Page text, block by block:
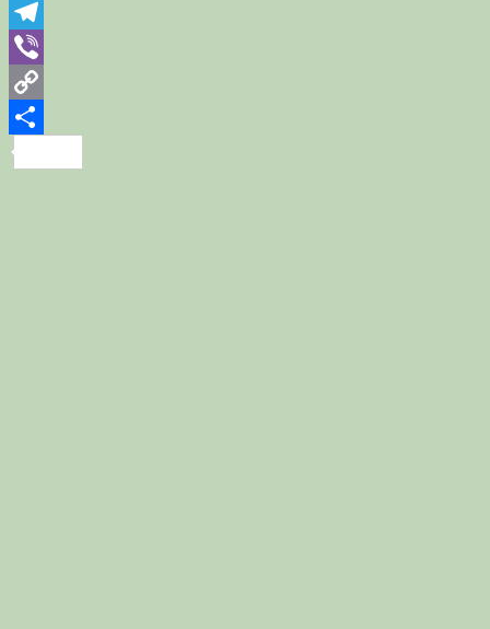
WhatsApp
Telegram
Viber
Copy
Link